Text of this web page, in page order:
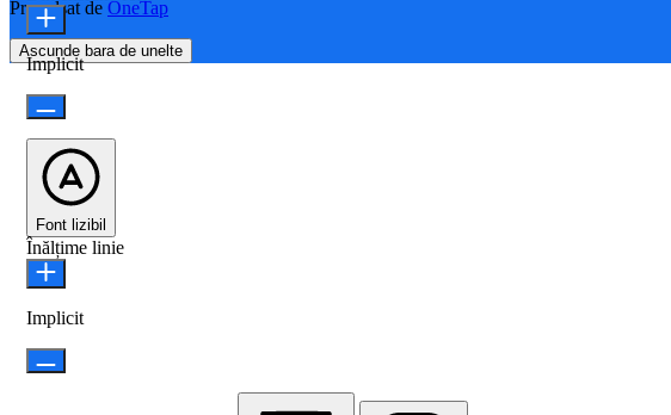
Propulsat de OneTap
Ascunde bara de unelte
Implicit
Font lizibil
Înălțime linie
Implicit